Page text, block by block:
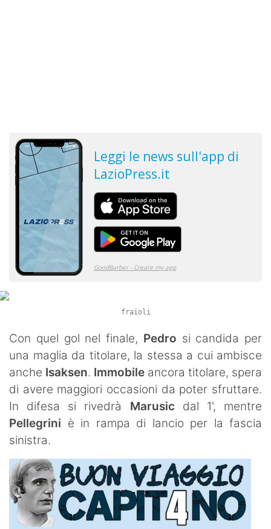
fraioli
Con quel gol nel finale, Pedro si candida per
una maglia da titolare, la stessa a cui ambisce
anche Isaksen. Immobile ancora titolare, spera
di avere maggiori occasioni da poter sfruttare.
In difesa si rivedrà Marusic dal 1', mentre
Pellegrini è in rampa di lancio per la fascia
sinistra.